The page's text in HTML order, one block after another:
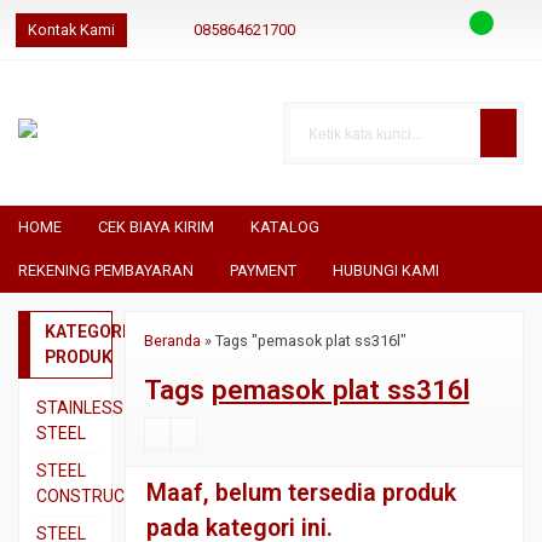
Kontak Kami 085864621700
HOME CEK BIAYA KIRIM KATALOG
REKENING PEMBAYARAN PAYMENT HUBUNGI KAMI
Beranda» Tags "pemasok plat ss316l"
Tags pemasok plat ss316l
Maaf, belum tersedia produk
pada kategori ini.
KATEGORI
PRODUK
STAINLESS
STEEL
Pipa
SS304
Pipa
STEEL
CONSTRUCTION
Besi
STEEL